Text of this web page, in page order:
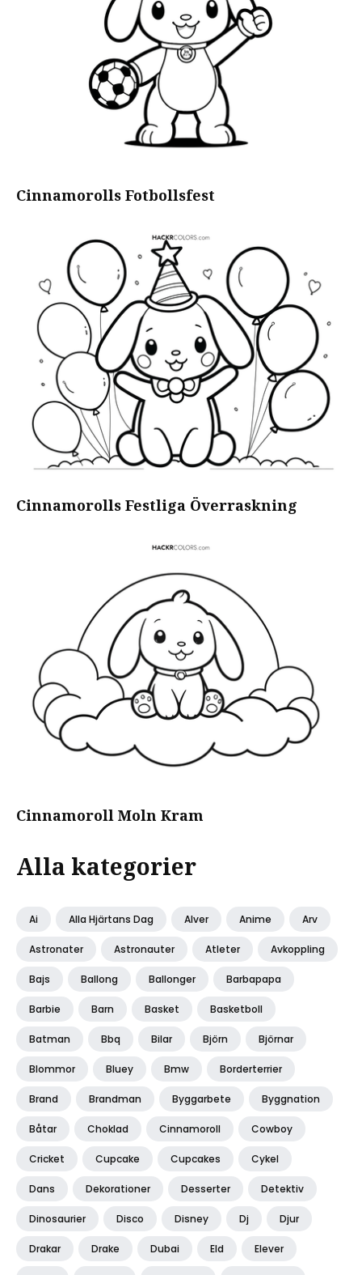
Cinnamorolls Fotbollsfest
Cinnamorolls Festliga Överraskning
Cinnamoroll Moln Kram
Alla kategorier
Ai Alla Hjärtans Dag Alver Anime Arv
Astronater Astronauter Atleter Avkoppling
Bajs Ballong Ballonger Barbapapa
Barbie Barn Basket Basketboll
Batman Bbq Bilar Björn Björnar
Blommor Bluey Bmw Borderterrier
Brand Brandman Byggarbete Byggnation
Båtar Choklad Cinnamoroll Cowboy
Cricket Cupcake Cupcakes Cykel
Dans Dekorationer Desserter Detektiv
Dinosaurier Disco Disney Dj Djur
Drakar Drake Dubai Eld Elever